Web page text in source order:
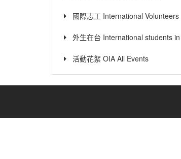
國際志工 International Volunteers
外生在台 International students in
活動花絮 OIA All Events